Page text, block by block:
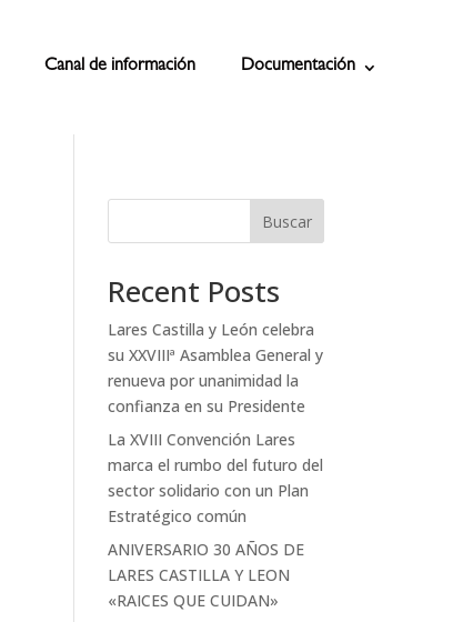
Canal de información Documentación
Buscar
Recent Posts
Lares Castilla y León celebra
su XXVIIIª Asamblea General y
renueva por unanimidad la
confianza en su Presidente
La XVIII Convención Lares
marca el rumbo del futuro del
sector solidario con un Plan
Estratégico común
ANIVERSARIO 30 AÑOS DE
LARES CASTILLA Y LEON
«RAICES QUE CUIDAN»